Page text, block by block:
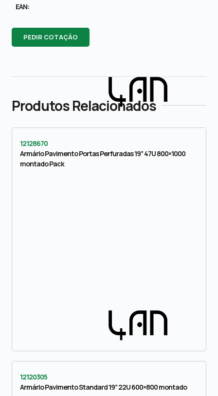
EAN:
PEDIR COTAÇÃO
Produtos Relacionados
12128670
Armário Pavimento Portas Perfuradas 19” 47U 800×1000
montado Pack
12120305
Armário Pavimento Standard 19” 22U 600×800 montado